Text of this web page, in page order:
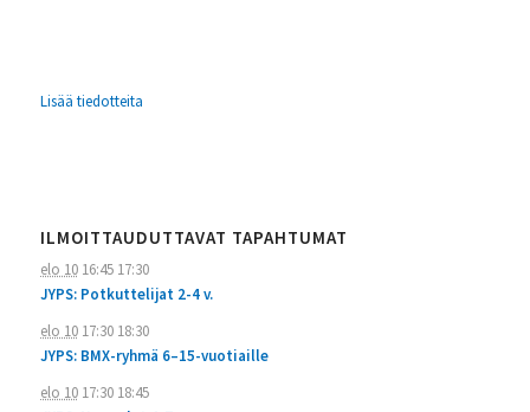
Lisää tiedotteita
ILMOITTAUDUTTAVAT TAPAHTUMAT
elo 1016:45 17:30
JYPS: Potkuttelijat 2-4 v.
elo 1017:30 18:30
JYPS: BMX-ryhmä 6–15-vuotiaille
elo 1017:30 18:45